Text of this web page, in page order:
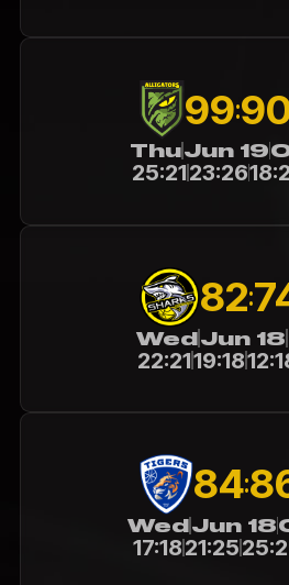
99:
ThuJun 19
25:2123:26
82:
WedJun 18
22:2119:18
84:
WedJun 18
17:1821:25